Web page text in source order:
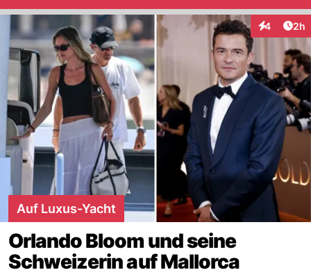
4 2h
Auf Luxus-Yacht
Orlando Bloom und seine
Schweizerin auf Mallorca